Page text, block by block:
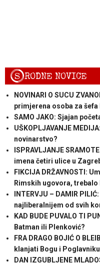
SRODNE NOVICE
NOVINARI O SUCU
primjerena osoba za šefa
SAMO JAKO: Sjajan
UŠKOPLJAVANJE
novinarstvo?
ISPRAVLJANJE
imena četiri ulice u
FIKCIJA DRŽAVNOSTI:
Rimskih ugovora,
INTERVJU – DAMIR
najliberalnijem od svih
KAD BUDE PUVALO TI
Batman ili Plenković?
FRA DRAGO BOJIĆ O
klanjati Bogu i Poglavniku
DAN IZGUBLJENE